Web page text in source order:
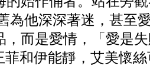
為他深深著迷，甚至
而是愛情，「愛是
菲和伊能靜，艾美懷